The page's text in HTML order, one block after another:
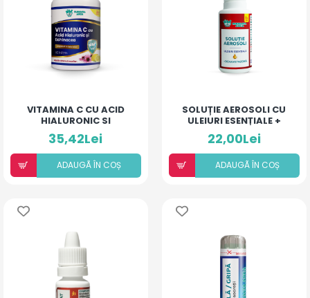
VITAMINA C CU ACID
HIALURONIC SI
ECHINACEA
35,42Lei
ADAUGÃ ÎN COȘ
SOLUȚIE AEROSOLI CU
ULEIURI ESENȚIALE +
DEXAMETAZONĂ
22,00Lei
ADAUGÃ ÎN COȘ